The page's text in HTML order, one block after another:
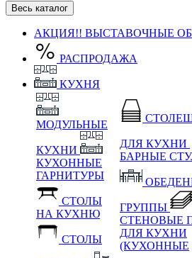
Весь каталог
АКЦИЯ!! ВЫСТАВОЧНЫЕ
РАСПРОДАЖА
КУХНЯ
МОДУЛЬНЫЕ
КУХНИ
КУХОННЫЕ
ГАРНИТУРЫ
СТОЛЫ
НА КУХНЮ
СТОЛЫ
ДЛЯ КУХНИ
БАРНЫЕ
ГРУППЫ
СТЕНОВЫЕ
ДЛЯ КУХНИ
(КУХОННЫЕ